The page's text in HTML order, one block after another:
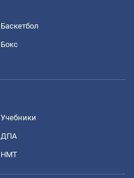
Баскетбол
Бокс
Учебники
ДПА
НМТ